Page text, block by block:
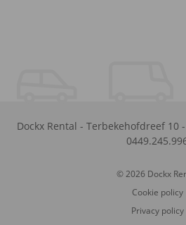
Dockx Rental - Terbekehofdreef 10 -
© 2026 Dockx
Cookie policy
Privacy policy